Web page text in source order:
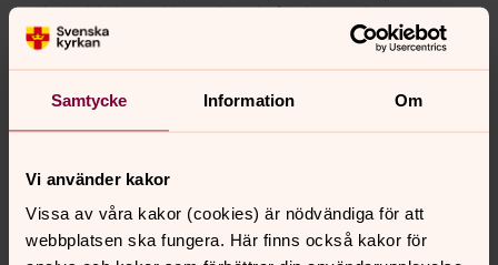
Samtycke Information Om
Vi använder kakor
Vissa av våra kakor (cookies) är nödvändiga för att
webbplatsen ska fungera. Här finns också kakor för
är född 2012. Här hittar du också info om alla grupper
och anmälan till grupperna.
Lärjungaskola
Hösten 2026 kommer vi att ta oss an frågor om ondskan
Varannan måndagar kl 18.00-19.30. Öppna träffar. (ingen
anmälan) Hösten 2026 är vi i Fågelbergskyrkan.